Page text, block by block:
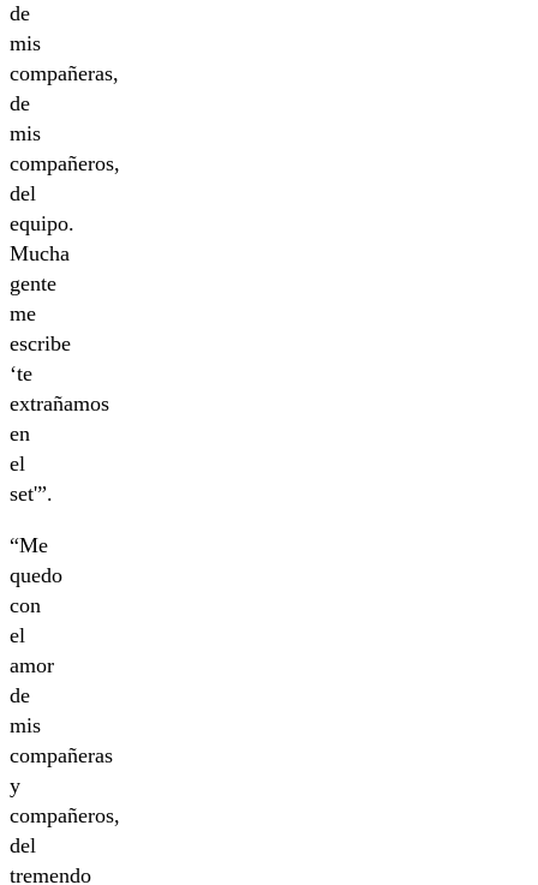
de
mis
compañeras,
de
mis
compañeros,
del
equipo.
Mucha
gente
me
escribe
‘te
extrañamos
en
el
set'”.
“Me
quedo
con
el
amor
de
mis
compañeras
y
compañeros,
del
tremendo